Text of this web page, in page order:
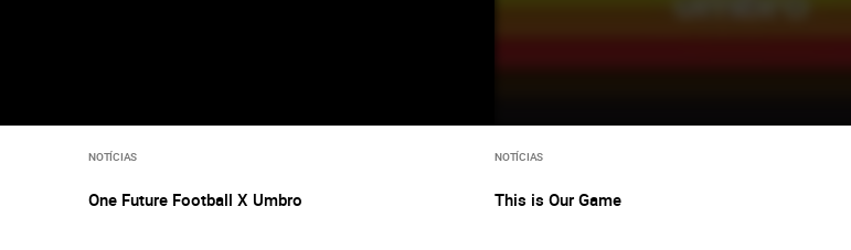
NOTÍCIAS
One Future Football X Umbro
NOTÍCIAS
This is Our Game